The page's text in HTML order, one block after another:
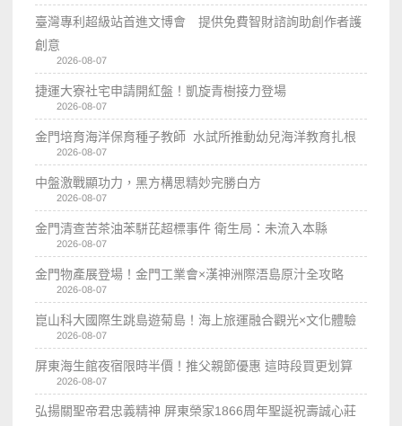
臺灣專利超級站首進文博會 提供免費智財諮詢助創作者護
創意
2026-08-07
捷運大寮社宅申請開紅盤！凱旋青樹接力登場
2026-08-07
金門培育海洋保育種子教師 水試所推動幼兒海洋教育扎根
2026-08-07
中盤激戰顯功力，黑方構思精妙完勝白方
2026-08-07
金門清查苦茶油苯駢芘超標事件 衛生局：未流入本縣
2026-08-07
金門物產展登場！金門工業會×漢神洲際浯島原汁全攻略
2026-08-07
崑山科大國際生跳島遊菊島！海上旅運融合觀光×文化體驗
2026-08-07
屏東海生館夜宿限時半價！推父親節優惠 這時段買更划算
2026-08-07
弘揚關聖帝君忠義精神 屏東榮家1866周年聖誕祝壽誠心莊